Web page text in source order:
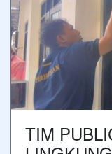
TIM